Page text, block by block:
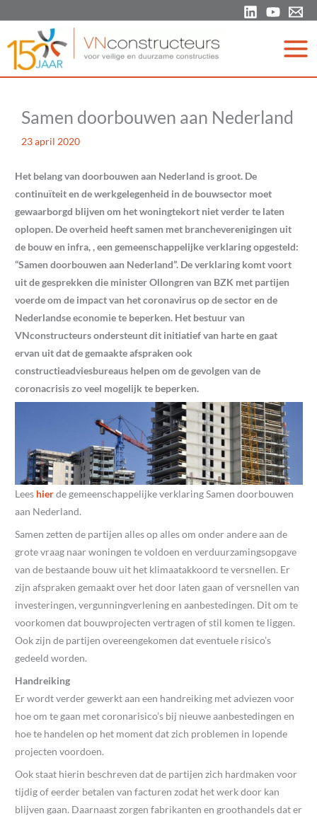
de
inhoud
Samen doorbouwen aan Nederland
23 april 2020
Het belang van doorbouwen aan Nederland is groot. De
continuïteit en de werkgelegenheid in de bouwsector moet
gewaarborgd blijven om het woningtekort niet verder te laten
oplopen. De overheid heeft samen met brancheverenigingen uit
de bouw en infra, , een gemeenschappelijke verklaring opgesteld:
“Samen doorbouwen aan Nederland”. De verklaring komt voort
uit de gesprekken die minister Ollongren van BZK met partijen
voerde om de impact van het coronavirus op de sector en de
Nederlandse economie te beperken. Het bestuur van
VNconstructeurs ondersteunt dit initiatief van harte en gaat
ervan uit dat de gemaakte afspraken ook
constructieadviesbureaus helpen om de gevolgen van de
coronacrisis zo veel mogelijk te beperken.
Lees hierde gemeenschappelijke verklaring Samen doorbouwen
aan Nederland.
Samen zetten de partijen alles op alles om onder andere aan de
grote vraag naar woningen te voldoen en verduurzamingsopgave
van de bestaande bouw uit het klimaatakkoord te versnellen. Er
zijn afspraken gemaakt over het door laten gaan of versnellen van
investeringen, vergunningverlening en aanbestedingen. Dit om te
voorkomen dat bouwprojecten vertragen of stil komen te liggen.
Ook zijn de partijen overeengekomen dat eventuele risico’s
gedeeld worden.
Handreiking
Er wordt verder gewerkt aan een handreiking met adviezen voor
hoe om te gaan met coronarisico’s bij nieuwe aanbestedingen en
hoe te handelen op het moment dat zich problemen in lopende
projecten voordoen.
Ook staat hierin beschreven dat de partijen zich hardmaken voor
tijdig of eerder betalen van facturen zodat het werk door kan
blijven gaan. Daarnaast zorgen fabrikanten en groothandels dat er